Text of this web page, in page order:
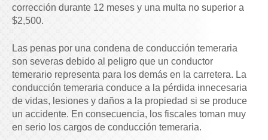
corrección durante 12 meses y una multa no superior a
$2,500.
Las penas por una condena de conducción temeraria
son severas debido al peligro que un conductor
temerario representa para los demás en la carretera. La
conducción temeraria conduce a la pérdida innecesaria
de vidas, lesiones y daños a la propiedad si se produce
un accidente. En consecuencia, los fiscales toman muy
en serio los cargos de conducción temeraria.